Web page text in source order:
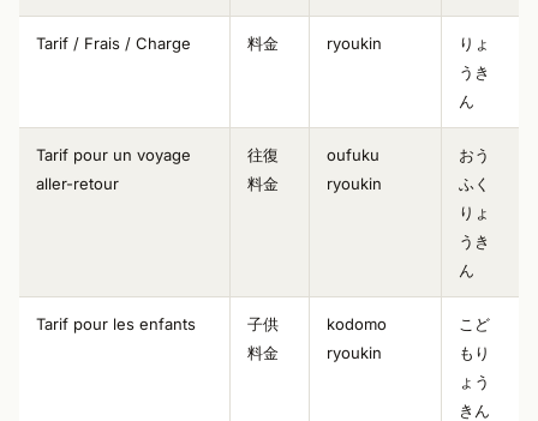
Tarif / Frais / Charge 料金 ryoukin
りょ
うき
ん
Tarif pour un voyage
aller-retour
往復
料金
oufuku
ryoukin
おう
ふく
りょ
うき
ん
Tarif pour les enfants
子供
料金
kodomo
ryoukin
こど
もり
ょう
きん